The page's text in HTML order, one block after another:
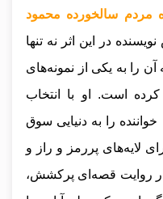
مردم سالخورده محمود
در این اثر نه تنها
آن را به یکی از نمونه‌های
است. او با انتخاب
را به دنیایی سوق
لایه‌های پررمز و راز و
روایت قصه‌ای پرکشش،